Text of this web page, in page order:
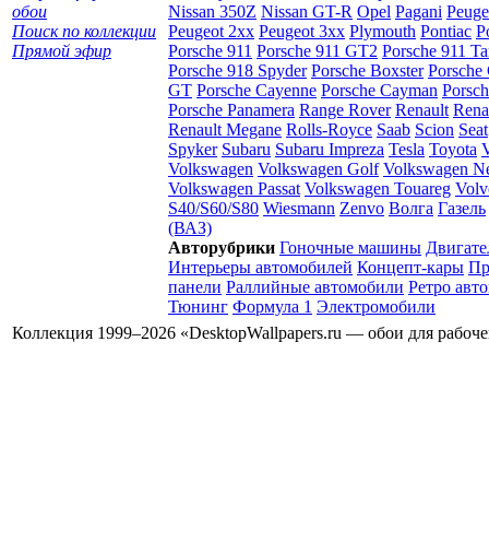
обои
Поиск по коллекции
Прямой эфир
Nissan 350Z Nissan GT-R Opel Pagani
Peugeot 2xx Peugeot 3xx Plymouth Pontiac
Porsche 911 Porsche 911 GT2 Porsche 911
Porsche 918 Spyder Porsche Boxster Porsche
GT Porsche Cayenne Porsche Cayman
Porsche Panamera Range Rover Renault
Renault Megane Rolls-Royce Saab Scion Seat
Spyker Subaru Subaru Impreza Tesla Toyota
Volkswagen Volkswagen Golf Volkswagen
Volkswagen Passat Volkswagen Touareg
S40/S60/S80 Wiesmann Zenvo Волга Газель
(ВАЗ)
Авторубрики Гоночные машины
Интерьеры автомобилей Концепт-кары
панели Раллийные автомобили Ретро
Тюнинг Формула 1 Электромобили
Коллекция 1999–2026 «DesktopWallpapers.ru — обои для